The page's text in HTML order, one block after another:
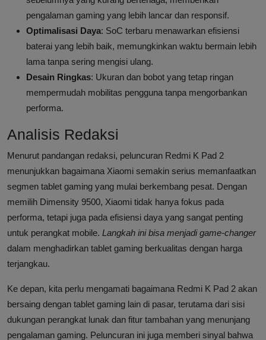
pengalaman gaming yang lebih lancar dan responsif.
Optimalisasi Daya: SoC terbaru menawarkan efisiensi
baterai yang lebih baik, memungkinkan waktu bermain lebih
lama tanpa sering mengisi ulang.
Desain Ringkas: Ukuran dan bobot yang tetap ringan
mempermudah mobilitas pengguna tanpa mengorbankan
performa.
Analisis Redaksi
Menurut pandangan redaksi, peluncuran Redmi K Pad 2
menunjukkan bagaimana Xiaomi semakin serius memanfaatkan
segmen tablet gaming yang mulai berkembang pesat. Dengan
memilih Dimensity 9500, Xiaomi tidak hanya fokus pada
performa, tetapi juga pada efisiensi daya yang sangat penting
untuk perangkat mobile. Langkah ini bisa menjadi game-changer
dalam menghadirkan tablet gaming berkualitas dengan harga
terjangkau.
Ke depan, kita perlu mengamati bagaimana Redmi K Pad 2 akan
bersaing dengan tablet gaming lain di pasar, terutama dari sisi
dukungan perangkat lunak dan fitur tambahan yang menunjang
pengalaman gaming. Peluncuran ini juga memberi sinyal bahwa